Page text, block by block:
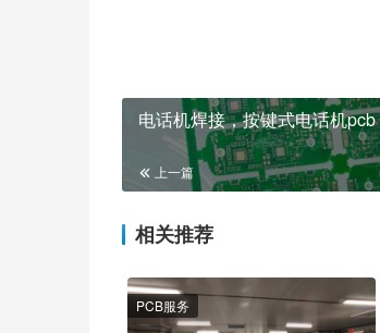
电话机焊接，按键式电话机pcb
上一篇
相关推荐
PCB服务